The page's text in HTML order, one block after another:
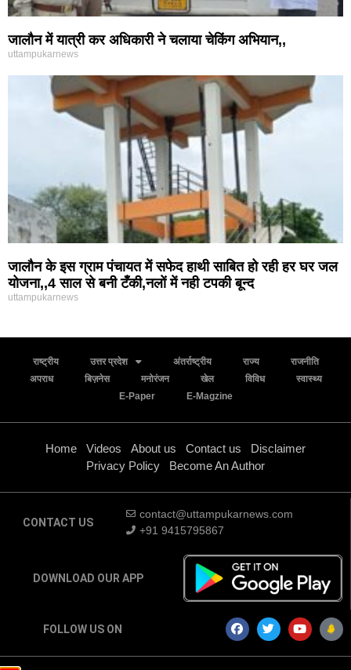
जालौन में यात्री कर अधिकारी ने चलाया चेकिंग अभियान,,
uttampukarnews
जालौन के इस ग्राम पंचायत में सफेद हाथी साबित हो रही हर घर जल
योजना,,4 साल से बनी टँकी,नलों में नही टपकी बून्द
uttampukarnews
राष्ट्रीय उत्तर प्रदेश अंतर्राष्ट्रीय राज्य
राजनीति
अपराध
बिज़नेस मनोरंजन खेल विविध
स्वास्थ्य
E-Paper
E-Magzine
Home Videos About us Contact us
Disclaimer
Privacy Policy
Become An Author
CONTACT US
contact@uttampukarnews.com
+91 9415795867
DOWNLOAD OUR APP
FOLLOW US ON